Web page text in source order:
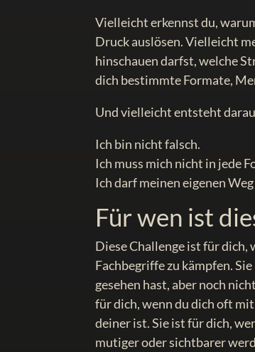
Vielleicht erkennst du,
Druck auslösen. Vielleicht
hinschauen darfst, welche
dich bestimmte Formate,
Und vielleicht entsteht
Ich bin nicht falsch.
Ich muss mich nicht in jede
Ich darf meinen eigenen
Für wen ist
Diese Challenge ist für dich,
Fachbegriffe zu kämpfen.
gesehen hast, aber noch
für dich, wenn du dich oft
deiner ist. Sie ist für dich,
mutiger oder sichtbarer